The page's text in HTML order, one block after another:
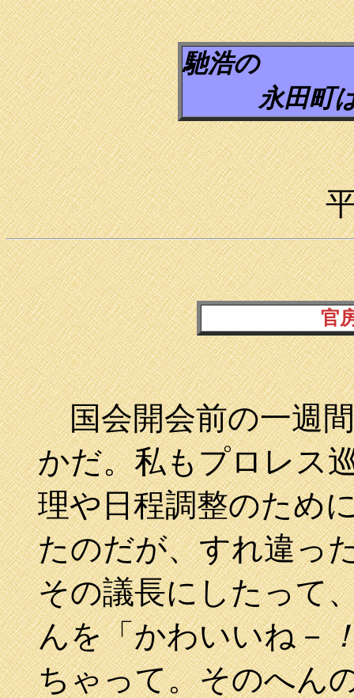
馳浩の
永田町は
官
国会開会前の一週間
かだ。私もプロレス
理や日程調整のため
たのだが、すれ違っ
その議長にしたって
んを「かわいいね－
ちゃって。そのへん